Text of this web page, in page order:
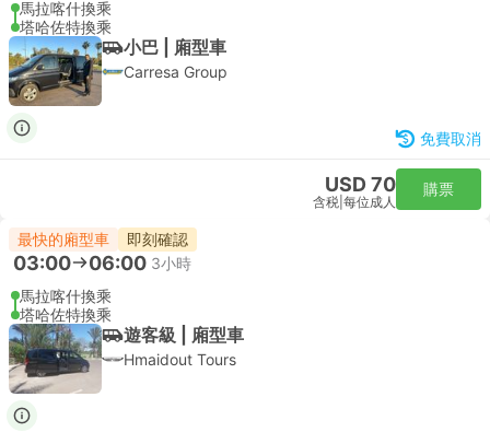
馬拉喀什換乘
塔哈佐特換乘
小巴 | 廂型車
Carresa Group
免費取消
USD 70
含税 每位成人
購票
最快的廂型車 即刻確認
03:00 06:00 3小時
馬拉喀什換乘
塔哈佐特換乘
遊客級 | 廂型車
Hmaidout Tours